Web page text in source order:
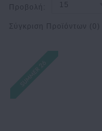
Προβολή: 15
Σύγκριση Προϊόντων (0)